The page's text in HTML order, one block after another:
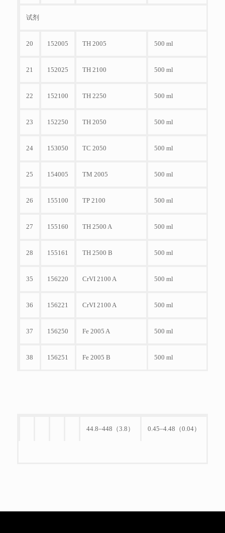
试剂
20 152005 TH 2005 500 ml
21 152025 TH 2100 500 ml
22 152100 TH 2250 500 ml
23 152250 TH 2050 500 ml
24 153050 TC 2050 500 ml
25 154005 TM 2005 500 ml
26 155100 TP 2100 500 ml
27 155160 TH 2500 A 500 ml
28 155161 TH 2500 B 500 ml
35 156220 CrVI 2100 A 500 ml
36 156221 CrVI 2100 A 500 ml
37 156250 Fe 2005 A 500 ml
38 156251 Fe 2005 B 500 ml
44.8–448（3.8） 0.45–4.48（0.04）